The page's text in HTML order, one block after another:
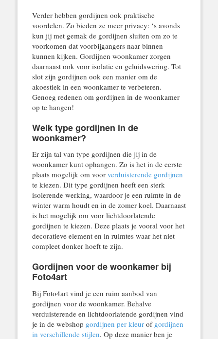
Verder hebben gordijnen ook praktische
voordelen. Zo bieden ze meer privacy: ‘s avonds
kun jij met gemak de gordijnen sluiten om zo te
voorkomen dat voorbijgangers naar binnen
kunnen kijken. Gordijnen woonkamer zorgen
daarnaast ook voor isolatie en geluidswering. Tot
slot zijn gordijnen ook een manier om de
akoestiek in een woonkamer te verbeteren.
Genoeg redenen om gordijnen in de woonkamer
op te hangen!
Welk type gordijnen in de
woonkamer?
Er zijn tal van type gordijnen die jij in de
woonkamer kunt ophangen. Zo is het in de eerste
plaats mogelijk om voor verduisterende gordijnen
te kiezen. Dit type gordijnen heeft een sterk
isolerende werking, waardoor je een ruimte in de
winter warm houdt en in de zomer koel. Daarnaast
is het mogelijk om voor lichtdoorlatende
gordijnen te kiezen. Deze plaats je vooral voor het
decoratieve element en in ruimtes waar het niet
compleet donker hoeft te zijn.
Gordijnen voor de woonkamer bij
Foto4art
Bij Foto4art vind je een ruim aanbod van
gordijnen voor de woonkamer. Behalve
verduisterende en lichtdoorlatende gordijnen vind
je in de webshop gordijnen per kleurof gordijnen
in verschillende stijlen. Op deze manier ben je